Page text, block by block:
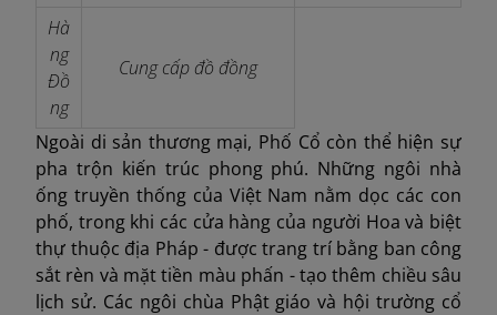
Hà
ng
Đồ
ng
Cung cấp đồ đồng
Ngoài di sản thương mại, Phố Cổ còn thể hiện sự
pha trộn kiến ​​trúc phong phú. Những ngôi nhà
ống truyền thống của Việt Nam nằm dọc các con
phố, trong khi các cửa hàng của người Hoa và biệt
thự thuộc địa Pháp - được trang trí bằng ban công
sắt rèn và mặt tiền màu phấn - tạo thêm chiều sâu
lịch sử. Các ngôi chùa Phật giáo và hội trường cổ